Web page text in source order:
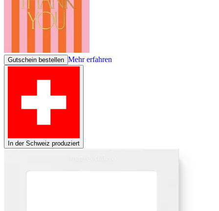
Gutschein bestellen Mehr erfahren
In der Schweiz produziert